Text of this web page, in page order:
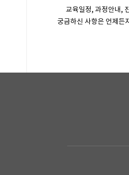
교육일정, 과정안내,
궁금하신 사항은 언제든